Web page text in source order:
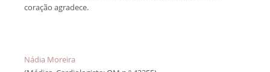
coração agradece.
Nádia Moreira